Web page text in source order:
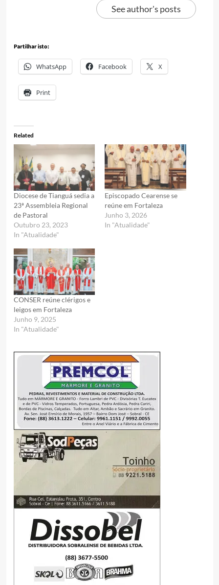
See author's posts
Partilhar isto:
WhatsApp Facebook X
Print
Related
Diocese de Tianguá sedia a
23ª Assembleia Regional
de Pastoral
Outubro 23, 2023
In "Atualidade"
Episcopado Cearense se
reúne em Fortaleza
Junho 3, 2026
In "Atualidade"
CONSER reúne clérigos e
leigos em Fortaleza
Junho 9, 2025
In "Atualidade"